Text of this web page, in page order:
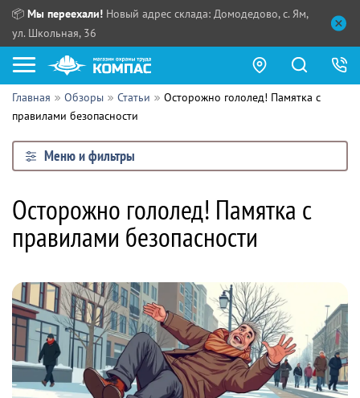
📦 Мы переехали! Новый адрес склада: Домодедово, с. Ям,
ул. Школьная, 36
Как купить?
Прайс-листы
Сотрудничество
Партнерам
Поставщикам
Обзоры
Контакты
ПТ:
СБ, ВС:
Выдача продукции:
Главная Обзоры Статьи
Осторожно гололед! Памятка с
правилами безопасности
Меню и фильтры
Осторожно гололед! Памятка с
правилами безопасности